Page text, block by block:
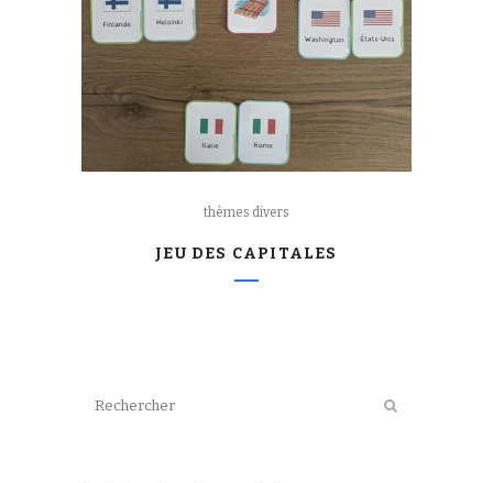
thèmes divers
JEU DES CAPITALES